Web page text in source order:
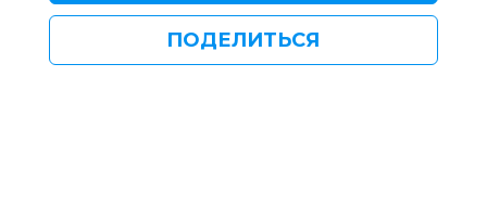
ПОДЕЛИТЬСЯ